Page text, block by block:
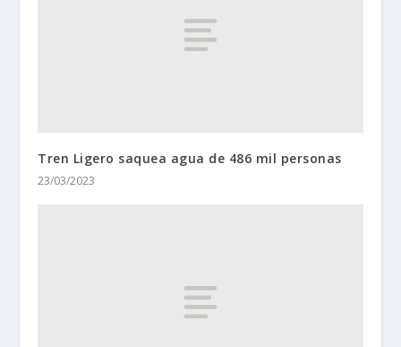
Tren Ligero saquea agua de 486 mil personas
23/03/2023